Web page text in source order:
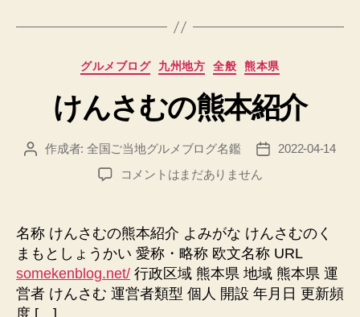
カ
ゴ
リ
グルメブログ 九州地方 全般 熊本県
けんさむの熊本紹介
投 作成者: 全国ご当地グルメブログ名鑑
投
2022-04-14
け
む
の
熊
本
紹
コメントはまだありません
名称 けんさむの熊本紹介 よみがな けんさむのく
まもとしょうかい 愛称・略称 欧文名称 URL
somekenblog.net/ 行政区域 熊本県 地域 熊本県 運
営者 けんさむ 運営者類型 個人 開設 年月日 更新頻
度 […]